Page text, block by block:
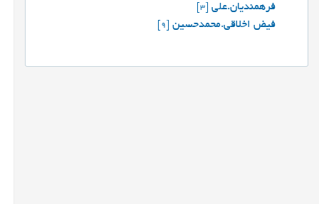
فرهمندیان.علی[3]
فیض اخلاقی.محمدحسین[9]